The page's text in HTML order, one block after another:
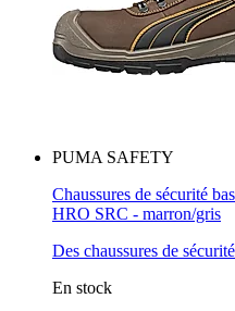
PUMA SAFETY
Chaussures de sécurité
HRO SRC - marron/gris
Des chaussures de
En stock